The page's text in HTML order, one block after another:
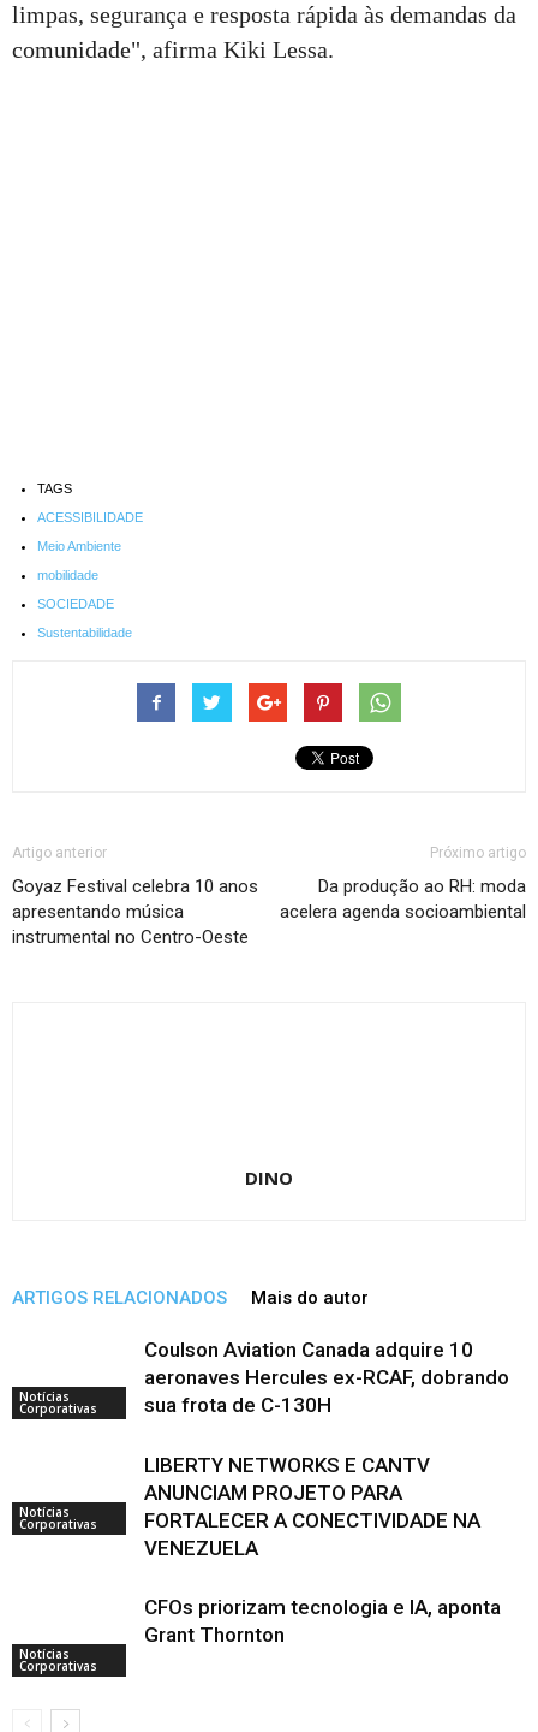
limpas, segurança e resposta rápida às demandas da
comunidade", afirma Kiki Lessa.
TAGS
ACESSIBILIDADE
Meio Ambiente
mobilidade
SOCIEDADE
Sustentabilidade
Artigo anterior
Goyaz Festival celebra 10 anos
apresentando música
instrumental no Centro-Oeste
Próximo artigo
Da produção ao RH: moda
acelera agenda socioambiental
DINO
ARTIGOS RELACIONADOS Mais do autor
Notícias
Corporativas
Coulson Aviation Canada adquire 10
aeronaves Hercules ex-RCAF, dobrando
sua frota de C-130H
Notícias
Corporativas
LIBERTY NETWORKS E CANTV
ANUNCIAM PROJETO PARA
FORTALECER A CONECTIVIDADE NA
VENEZUELA
Notícias
Corporativas
CFOs priorizam tecnologia e IA, aponta
Grant Thornton